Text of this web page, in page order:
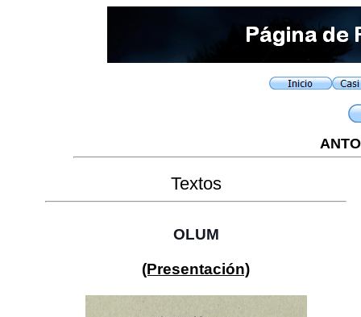
Textos
OLUM
(Presentación)